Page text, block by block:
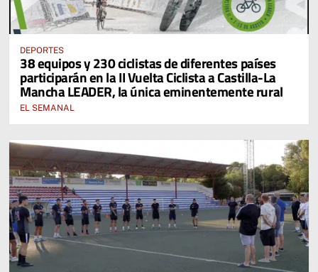
DEPORTES
38 equipos y 230 ciclistas de diferentes países
participarán en la II Vuelta Ciclista a Castilla-La
Mancha LEADER, la única eminentemente rural
EL SEMANAL